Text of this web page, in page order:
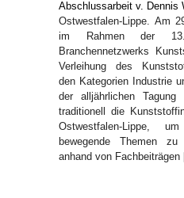
Ostwestfalen-Lippe. Am
im Rahmen der 13.
Branchennetzwerks
Verleihung des
den Kategorien Industrie
der alljährlichen
traditionell die
Ostwestfalen-Lippe,
bewegende Themen
anhand von